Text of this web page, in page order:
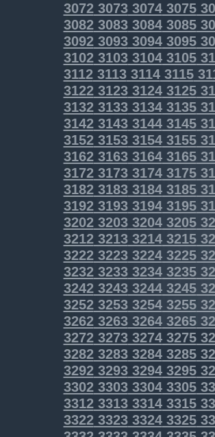
3072307330743075
3082308330843085
3092309330943095
3102310331043105
3112311331143115
3122312331243125
3132313331343135
3142314331443145
3152315331543155
3162316331643165
3172317331743175
3182318331843185
3192319331943195
3202320332043205
3212321332143215
3222322332243225
3232323332343235
3242324332443245
3252325332543255
3262326332643265
3272327332743275
3282328332843285
3292329332943295
3302330333043305
3312331333143315
3322332333243325